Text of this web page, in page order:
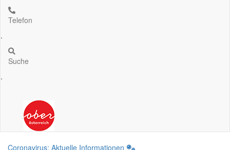
Telefon
.
Suche
.
Coronavirus: Aktuelle Informationen